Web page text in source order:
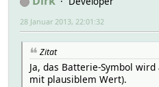
28 Januar 2013, 22:01:32
Zitat
Ja, das Batterie-Symbol
mit plausiblem Wert).